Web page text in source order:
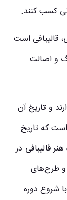
کسب کنند.
قالیبافی است
و اصالت
و تاریخ آن
که تاریخ
قالیبافی در
طرح‌های
شروع دوره